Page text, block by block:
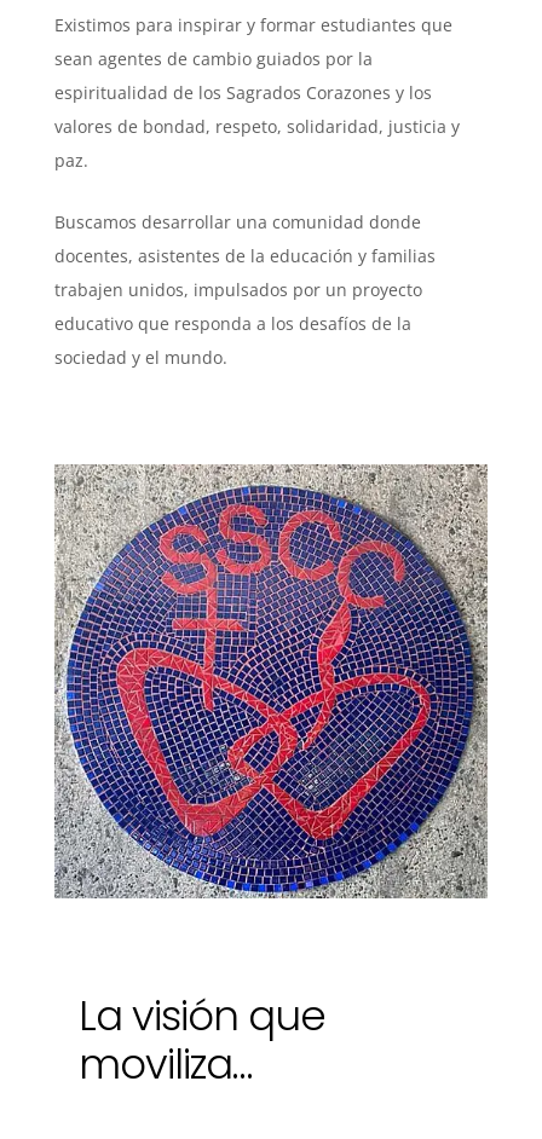
Existimos para inspirar y formar estudiantes que
sean agentes de cambio guiados por la
espiritualidad de los Sagrados Corazones y los
valores de bondad, respeto, solidaridad, justicia y
paz.
Buscamos desarrollar una comunidad donde
docentes, asistentes de la educación y familias
trabajen unidos, impulsados por un proyecto
educativo que responda a los desafíos de la
sociedad y el mundo.
La visión que
moviliza…